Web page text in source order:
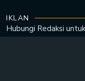
IKLAN
Hubungi Redaksi untuk